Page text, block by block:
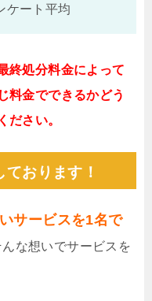
ケート平均
終処分料金によって
料金でできるかどう
ださい。
おります！
いサービスを1名で
んな想いでサービスを